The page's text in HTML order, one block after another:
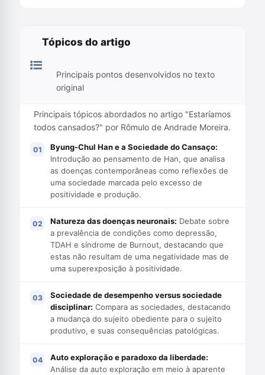
Tópicos do artigo
Principais pontos desenvolvidos no texto
original
Principais tópicos abordados no artigo "Estaríamos
todos cansados?" por Rômulo de Andrade Moreira.
Byung-Chul Han e a Sociedade do Cansaço:
Introdução ao pensamento de Han, que analisa
as doenças contemporâneas como reflexões de
uma sociedade marcada pelo excesso de
positividade e produção.
Natureza das doenças neuronais: Debate sobre
a prevalência de condições como depressão,
TDAH e síndrome de Burnout, destacando que
estas não resultam de uma negatividade mas de
uma superexposição à positividade.
Sociedade de desempenho versus sociedade
disciplinar: Compara as sociedades, destacando
a mudança do sujeito obediente para o sujeito
produtivo, e suas consequências patológicas.
Auto exploração e paradoxo da liberdade:
Análise da auto exploração em meio à aparente